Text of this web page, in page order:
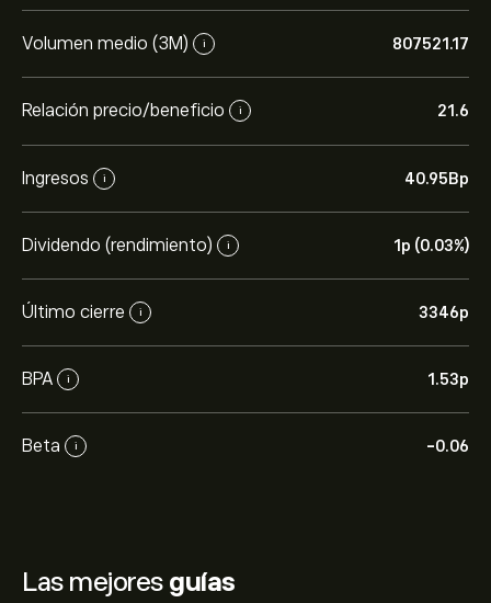
Volumen medio (3M) i 807521.17
Relación precio/beneficio i 21.6
Ingresos i 40.95B‎p‎
Dividendo (rendimiento) i 1‎p‎ (0.03%)
Último cierre i 3346‎p‎
BPA i 1.53‎p‎
Beta i -0.06
Las mejores guías